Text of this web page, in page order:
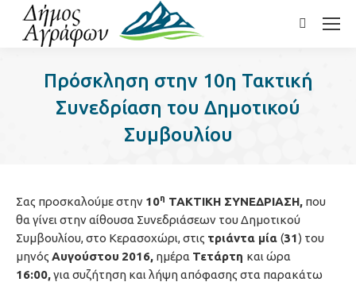
Search:
Πρόσκληση στην 10η Τακτική
Συνεδρίαση του Δημοτικού
Συμβουλίου
Σας προσκαλούμε στην 10η ΤΑΚΤΙΚΗ ΣΥΝΕΔΡΙΑΣΗ, που
θα γίνει στην αίθουσα Συνεδριάσεων του Δημοτικού
Συμβουλίου, στο Κερασοχώρι, στις τριάντα μία (31) του
μηνός Αυγούστου 2016, ημέρα Τετάρτη και ώρα
16:00,για συζήτηση και λήψη απόφασης στα παρακάτω